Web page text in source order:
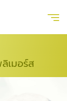
เมอร์ส